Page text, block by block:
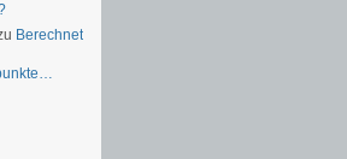
Berechnet